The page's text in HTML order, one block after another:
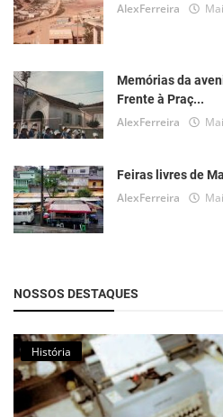
AlexFerreira
Memórias da
Frente à Praç...
AlexFerreira
Feiras livres de
AlexFerreira
NOSSOS DESTAQUES
História